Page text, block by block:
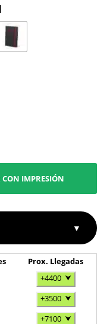
IMPRESIÓN
▼
Prox. Llegadas
+4400 ⮟
+3500 ⮟
+7100 ⮟